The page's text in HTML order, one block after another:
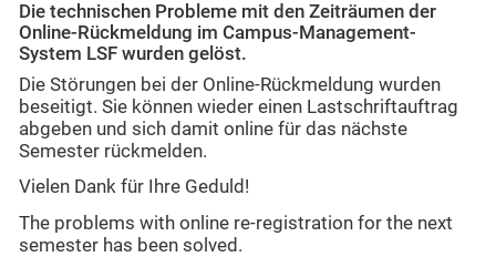
Die technischen Probleme mit den Zeiträumen der
Online-Rückmeldung im Campus-Management-
System LSF wurden gelöst.
Die Störungen bei der Online-Rückmeldung wurden
beseitigt. Sie können wieder einen Lastschriftauftrag
abgeben und sich damit online für das nächste
Semester rückmelden.
Vielen Dank für Ihre Geduld!
The problems with online re-registration for the next
semester has been solved.